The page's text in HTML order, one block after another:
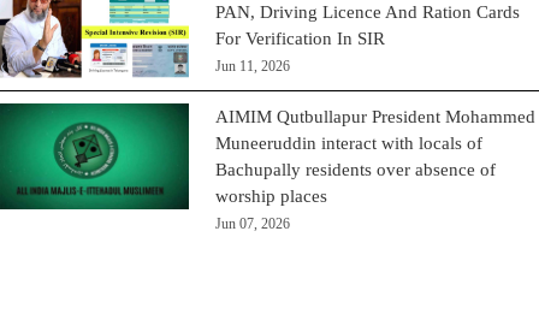
PAN, Driving Licence And Ration Cards
For Verification In SIR
Jun 11, 2026
AIMIM Qutbullapur President Mohammed
Muneeruddin interact with locals of
Bachupally residents over absence of
worship places
Jun 07, 2026